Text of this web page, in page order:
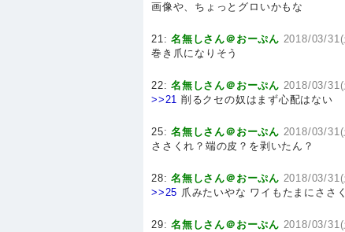
画像や、ちょっとグロいかもな
21:名無しさん＠おーぷん 2018/03/
巻き爪になりそう
22:名無しさん＠おーぷん 2018/03/
>>21 削るクセの奴はまず心配はない
25:名無しさん＠おーぷん 2018/03/
ささくれ？端の皮？を剥いたん？
28:名無しさん＠おーぷん 2018/03/
>>25 爪みたいやな ワイもたまにささ
29:名無しさん＠おーぷん 2018/03/